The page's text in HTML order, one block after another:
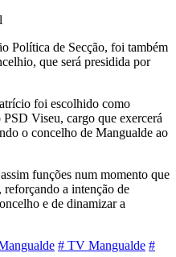
Política de Secção, foi também
que será presidida por
foi escolhido como
Viseu, cargo que exercerá
o concelho de Mangualde ao
funções num momento que
a intenção de
e de dinamizar a
# TV Mangualde #